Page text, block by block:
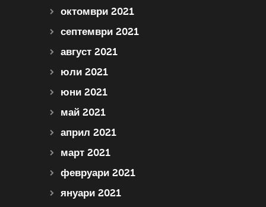
октомври 2021
септември 2021
август 2021
юли 2021
юни 2021
май 2021
април 2021
март 2021
февруари 2021
януари 2021